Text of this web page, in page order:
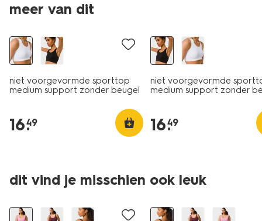
meer van dit
niet voorgevormde sporttop
medium support zonder beugel
16.
49
niet voorgevormde
medium support zonder
16.
49
dit vind je misschien ook leuk